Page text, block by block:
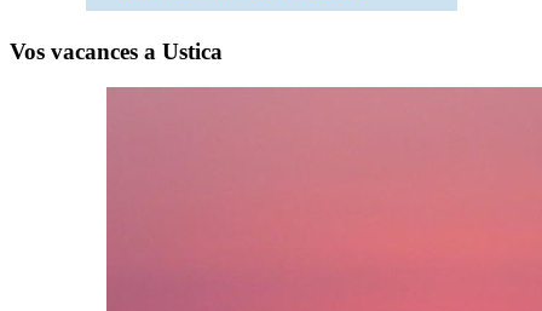
Vos vacances a Ustica